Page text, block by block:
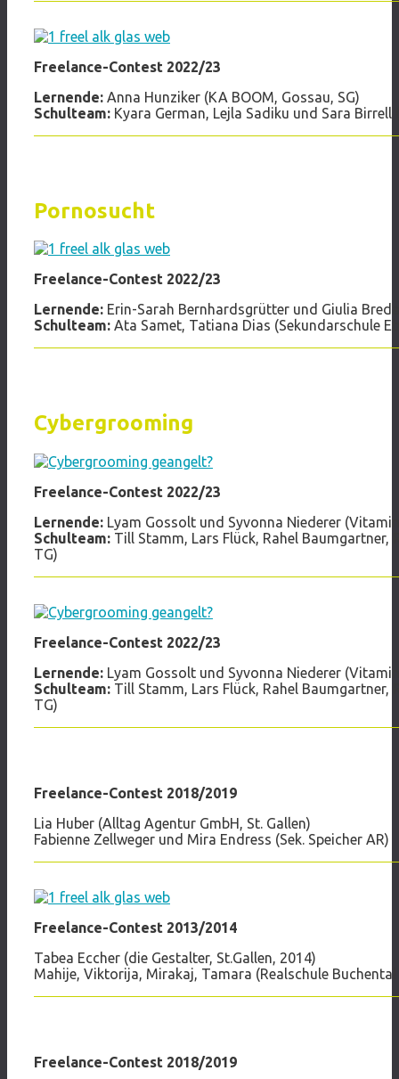
Freelance-Contest 2022/23
Lernende: Anna Hunziker (KA BOOM, Gossau, SG)
Schulteam: Kyara German, Lejla Sadiku und Sara Birrell
Pornosucht
Freelance-Contest 2022/23
Lernende: Erin-Sarah Bernhardsgrütter und Giulia
Schulteam: Ata Samet, Tatiana Dias (Sekundarschule
Cybergrooming
Freelance-Contest 2022/23
Lernende: Lyam Gossolt und Syvonna Niederer
Schulteam: Till Stamm, Lars Flück, Rahel Baumgartner,
TG)
Freelance-Contest 2022/23
Lernende: Lyam Gossolt und Syvonna Niederer
Schulteam: Till Stamm, Lars Flück, Rahel Baumgartner,
TG)
Freelance-Contest 2018/2019
Lia Huber (Alltag Agentur GmbH, St. Gallen)
Fabienne Zellweger und Mira Endress (Sek. Speicher AR)
Freelance-Contest 2013/2014
Tabea Eccher (die Gestalter, St.Gallen, 2014)
Mahije, Viktorija, Mirakaj, Tamara (Realschule Buchental
Freelance-Contest 2018/2019